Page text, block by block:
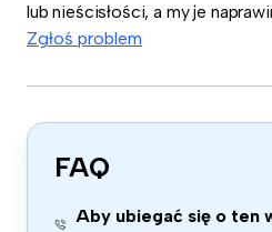
lub nieścisłości, a my je
Zgłoś problem
FAQ
Aby ubiegać się o ten